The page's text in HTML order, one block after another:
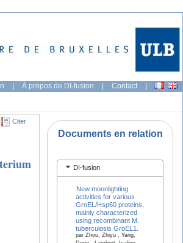
| À propos de DI-fusion | Contact |
Citer
Documents en relation
DI-fusion
New moonlighting
activities for various
GroEL/Hsp60 proteins,
mainly characterized
using recombinant M.
tuberculosis GroEL1.
par Zhou, Zhiyu , Yang,